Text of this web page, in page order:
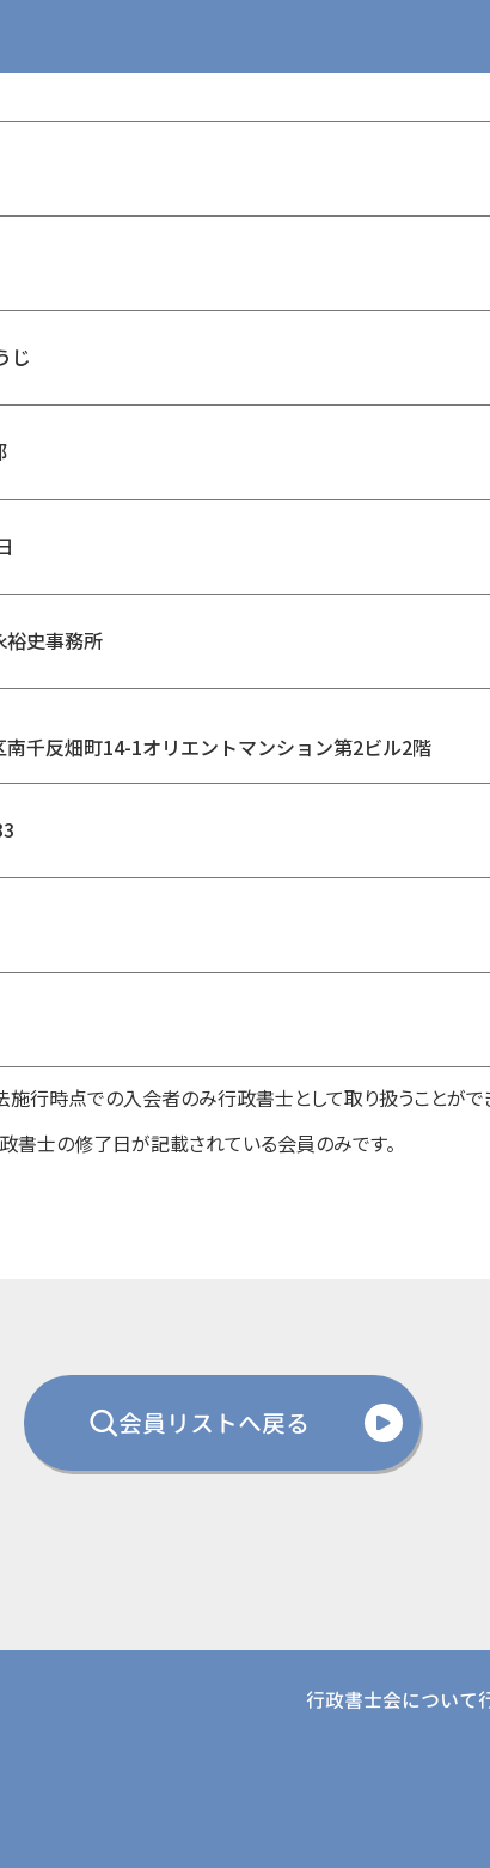
じ
裕史事務所
南千反畑町14-1オリエントマンション第2ビル2階
行時点での入会者のみ行政書士として取り扱うことがで
士の修了日が記載されている会員のみです。
会員リストへ戻る
行政書士会について